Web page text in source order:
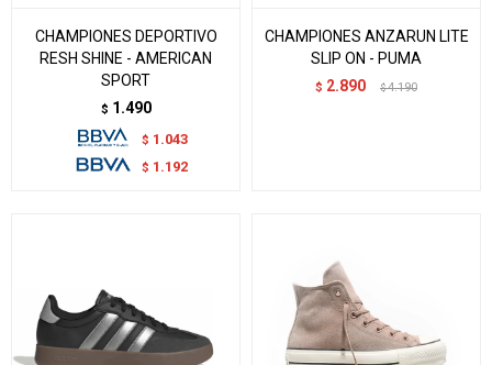
CHAMPIONES DEPORTIVO
RESH SHINE - AMERICAN
SPORT
$ 1.490
$ 1.043
$ 1.192
CHAMPIONES ANZARUN LITE
SLIP ON - PUMA
$ 2.890 $ 4.190